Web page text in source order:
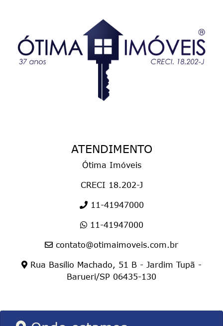
ATENDIMENTO
Ótima Imóveis
CRECI 18.202-J
11-41947000
11-41947000
contato@otimaimoveis.com.br
Rua Basílio Machado, 51 B - Jardim Tupã -
Barueri/SP 06435-130